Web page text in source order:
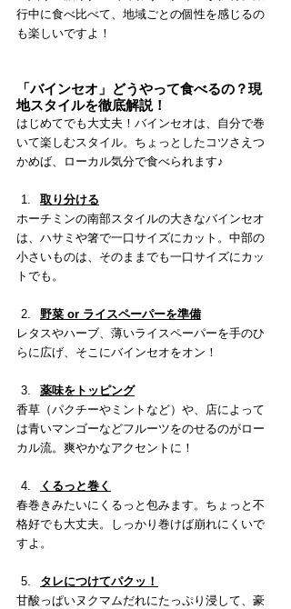
行中に食べ比べて、地域ごとの個性を感じるの
も楽しいですよ！
「バインセオ」どうやって食べるの？現
地スタイルを徹底解説！
はじめてでも大丈夫！バインセオは、自分で巻
いて楽しむスタイル。ちょっとしたコツさえつ
かめば、ローカル気分で食べられます♪
取り分ける
ホーチミンの南部スタイルの大きなバインセオ
は、ハサミや箸で一口サイズにカット。中部の
小さいものは、そのままでも一口サイズにカッ
トでも。
野菜 or ライスペーパーを準備
レタスやハーブ、薄いライスペーパーを手のひ
らに広げ、そこにバインセオをオン！
薬味をトッピング
香草（パクチーやミントなど）や、店によって
は青いマンゴーなどフルーツをのせるのがロー
カル流。爽やかなアクセントに！
くるっと巻く
春巻きみたいにくるっと包みます。ちょっと不
格好でも大丈夫。しっかり巻けば崩れにくいで
すよ。
タレにつけてパクッ！
甘酸っぱいヌクマムだれにたっぷり浸して、豪